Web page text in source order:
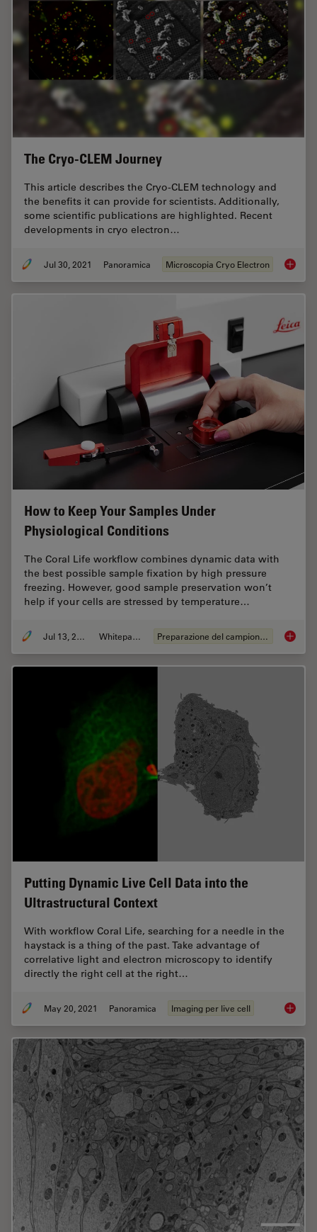
The Cryo-CLEM Journey
This article describes the Cryo-CLEM technology and
the benefits it can provide for scientists. Additionally,
some scientific publications are highlighted. Recent
developments in cryo electron…
Jul 30, 2021 Panoramica Microscopia Cryo Electron The
How to Keep Your Samples Under
Physiological Conditions
The Coral Life workflow combines dynamic data with
the best possible sample fixation by high pressure
freezing. However, good sample preservation won’t
help if your cells are stressed by temperature…
Jul 13, 2021 Whitepaper Preparazione del campione EM How to
Putting Dynamic Live Cell Data into the
Ultrastructural Context
With workflow Coral Life, searching for a needle in the
haystack is a thing of the past. Take advantage of
correlative light and electron microscopy to identify
directly the right cell at the right…
May 20, 2021 Panoramica Imaging per live cell Putting